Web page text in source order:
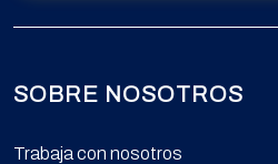
SOBRE NOSOTROS
Trabaja con nosotros